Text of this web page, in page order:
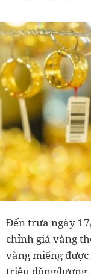
Đến trưa ngày
chỉnh giá vàng
vàng miếng